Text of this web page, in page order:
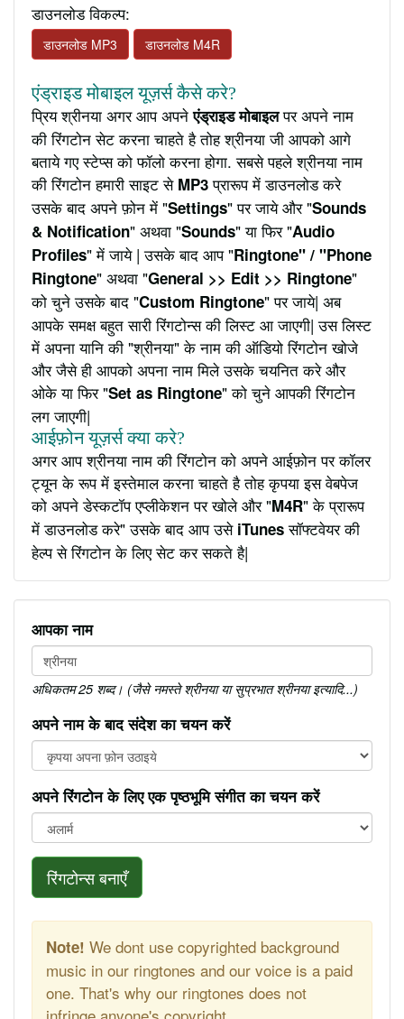
डाउनलोड विकल्प:
डाउनलोड MP3 डाउनलोड M4R
एंड्राइड मोबाइल यूज़र्स कैसे करे?
प्रिय श्रीनया अगर आप अपनेएंड्राइड मोबाइलपर अपने नाम
की रिंगटोन सेट करना चाहते है तोह श्रीनया जी आपको आगे
बताये गए स्टेप्स को फॉलो करना होगा. सबसे पहले श्रीनया नाम
की रिंगटोन हमारी साइट से MP3प्रारूप में डाउनलोड करे
उसके बाद अपने फ़ोन में "Settings" पर जाये और "Sounds
& Notification" अथवा "Sounds" या फिर "Audio
Profiles" में जाये | उसके बाद आप "Ringtone" / "Phone
Ringtone" अथवा "General >> Edit >> Ringtone"
को चुने उसके बाद "Custom Ringtone" पर जाये| अब
आपके समक्ष बहुत सारी रिंगटोन्स की लिस्ट आ जाएगी| उस लिस्ट
में अपना यानि की "श्रीनया" के नाम की ऑडियो रिंगटोन खोजे
और जैसे ही आपको अपना नाम मिले उसके चयनित करे और
ओके या फिर "Set as Ringtone" को चुने आपकी रिंगटोन
लग जाएगी|
आईफ़ोन यूज़र्स क्या करे?
अगर आप श्रीनया नाम की रिंगटोन को अपने आईफ़ोन पर कॉलर
ट्यून के रूप में इस्तेमाल करना चाहते है तोह कृपया इस वेबपेज
को अपने डेस्कटॉप एप्लीकेशन पर खोले और "M4R" के प्रारूप
में डाउनलोड करे" उसके बाद आप उसे iTunesसॉफ्टवेयर की
हेल्प से रिंगटोन के लिए सेट कर सकते है|
आपका नाम
अधिकतम 25 शब्द। (जैसे नमस्ते श्रीनया या सुप्रभात श्रीनया इत्यादि...)
अपने नाम के बाद संदेश का चयन करें
अपने रिंगटोन के लिए एक पृष्ठभूमि संगीत का चयन करें
रिंगटोन्स बनाएँ
Note! We dont use copyrighted background
music in our ringtones and our voice is a paid
one. That's why our ringtones does not
infringe anyone's copyright.